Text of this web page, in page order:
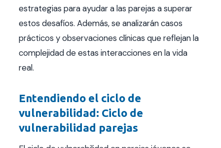
estrategias para ayudar a las parejas a superar
estos desafíos. Además, se analizarán casos
prácticos y observaciones clínicas que reflejan la
complejidad de estas interacciones en la vida
real.
Entendiendo el ciclo de
vulnerabilidad: Ciclo de
vulnerabilidad parejas